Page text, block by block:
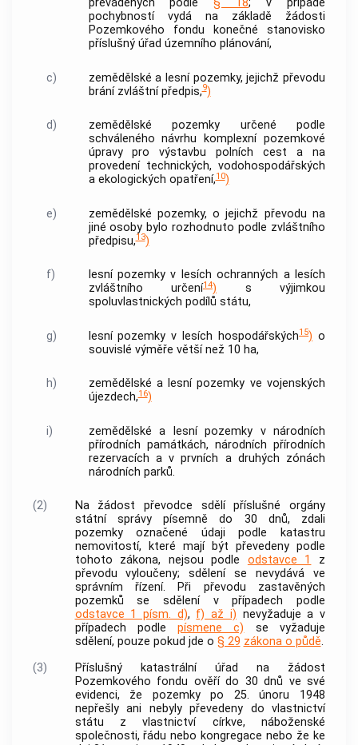
převáděných podle§ 18; v případě
pochybností vydá na základě žádosti
Pozemkového fondu konečné stanovisko
příslušný úřad územního plánování,
c)
zemědělské a lesní pozemky, jejichž převodu
brání zvláštní předpis,9)
d)
zemědělské pozemky určené podle
schváleného návrhu komplexní pozemkové
úpravy pro výstavbu polních cest a na
provedení technických, vodohospodářských
a ekologických opatření,10)
e)
zemědělské pozemky, o jejichž převodu na
jiné osoby bylo rozhodnuto podle zvláštního
předpisu,13)
f)
lesní pozemky v lesích ochranných a lesích
zvláštního určení14) s výjimkou
spoluvlastnických podílů státu,
g) lesní pozemky v lesích hospodářských15) o
souvislé výměře větší než 10 ha,
h)
zemědělské a lesní pozemky ve vojenských
újezdech,16)
i)
zemědělské a lesní pozemky v národních
přírodních památkách, národních přírodních
rezervacích a v prvních a druhých zónách
národních parků.
(2)
Na žádost převodce sdělí příslušné orgány
státní správy písemně do 30 dnů, zdali
pozemky označené údaji podle katastru
nemovitostí, které mají být převedeny podle
tohoto zákona, nejsou podle odstavce 1
z
převodu vyloučeny; sdělení se nevydává ve
správním řízení. Při převodu zastavěných
pozemků se sdělení v případech podle
odstavce 1 písm. d), f) až i) nevyžaduje a v
případech podlepísmene c) se vyžaduje
sdělení, pouze pokud jde o § 29 zákona o půdě.
(3)
Příslušný katastrální úřad na žádost
Pozemkového fondu ověří do 30 dnů ve své
evidenci, že pozemky po 25. únoru 1948
nepřešly ani nebyly převedeny do vlastnictví
státu z vlastnictví církve, náboženské
společnosti, řádu nebo kongregace nebo že ke